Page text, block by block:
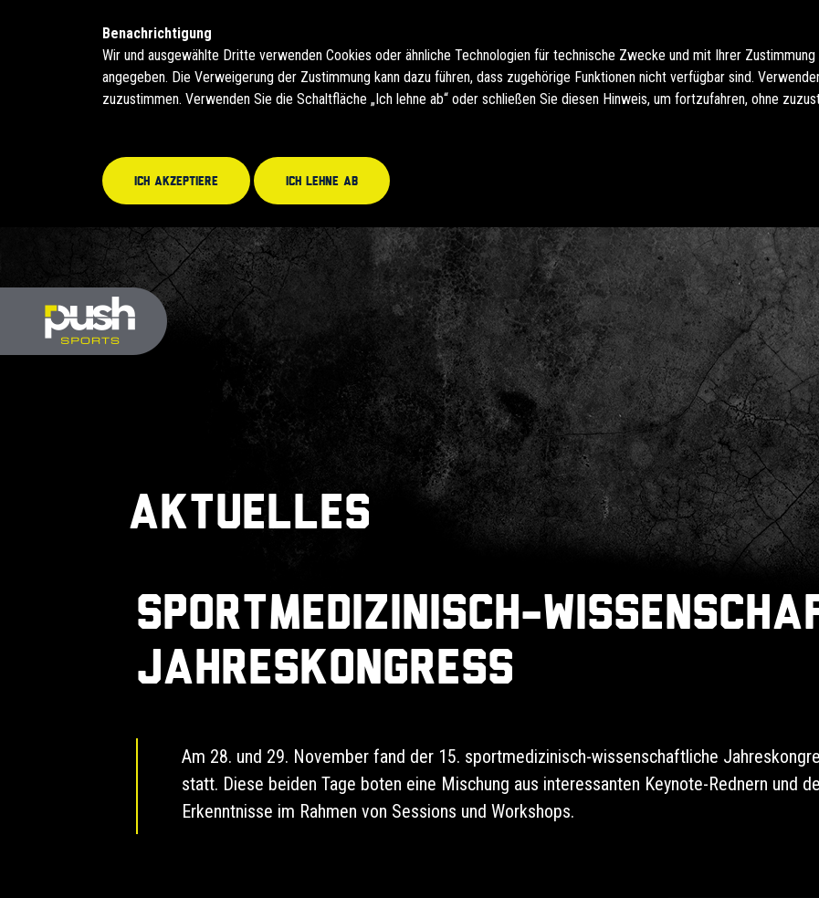
Benachrichtigung
Wir und ausgewählte Dritte verwenden Cookies oder ähnliche Technologien für technische Zwecke und mit Ihrer
angegeben. Die Verweigerung der Zustimmung kann dazu führen, dass zugehörige Funktionen nicht verfügbar sind.
zuzustimmen. Verwenden Sie die Schaltfläche „Ich lehne ab“ oder schließen Sie diesen Hinweis, um fortzufahren, ohne
Ich akzeptiere Ich lehne ab
Aktuelles
Sportmedizinisch-
Jahreskongress
Am 28. und 29. November fand der 15. sportmedizinisch-wissenschaftliche
statt. Diese beiden Tage boten eine Mischung aus interessanten Keynote-Rednern und
Erkenntnisse im Rahmen von Sessions und Workshops.